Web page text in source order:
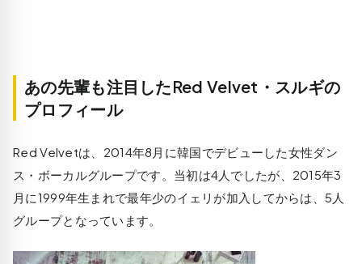
あの先輩も注目したRed Velvet・スルギの
プロフィール
Red Velvetは、2014年8月に韓国でデビューした女性ダン
ス・ボーカルグループです。当初は4人でしたが、2015年3
月に1999年生まれで最年少のイェリが加入してからは、5人
グループとなっています。